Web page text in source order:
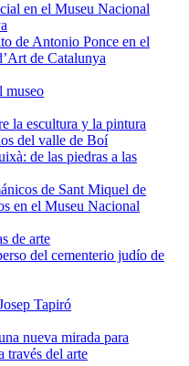
en el Museu Nacional
de Antonio Ponce en el
de Catalunya
museo
la escultura y la pintura
del valle de Boí
de las piedras a las
de Sant Miquel de
en el Museu Nacional
de arte
del cementerio judío de
Tapiró
nueva mirada para
través del arte